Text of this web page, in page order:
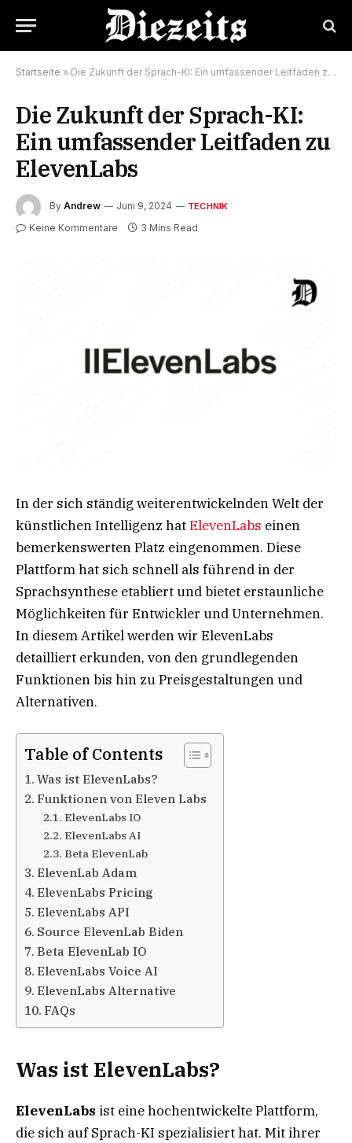
Startseite » Die Zukunft der Sprach-KI: Ein umfassender Leitfaden zu ElevenLabs
Die Zukunft der Sprach-KI:
Ein umfassender Leitfaden zu
ElevenLabs
By Andrew Juni 9, 2024 TECHNIK
Keine Kommentare 3 Mins Read
In der sich ständig weiterentwickelnden Welt der
künstlichen Intelligenz hatElevenLabs einen
bemerkenswerten Platz eingenommen. Diese
Plattform hat sich schnell als führend in der
Sprachsynthese etabliert und bietet erstaunliche
Möglichkeiten für Entwickler und Unternehmen.
In diesem Artikel werden wir ElevenLabs
detailliert erkunden, von den grundlegenden
Funktionen bis hin zu Preisgestaltungen und
Alternativen.
Table of Contents
Was ist ElevenLabs?
Funktionen von Eleven Labs
ElevenLabs IO
ElevenLabs AI
Beta ElevenLab
ElevenLab Adam
ElevenLabs Pricing
ElevenLabs API
Source ElevenLab Biden
Beta ElevenLab IO
ElevenLabs Voice AI
ElevenLabs Alternative
FAQs
Was ist ElevenLabs?
ElevenLabs ist eine hochentwickelte Plattform,
die sich auf Sprach-KI spezialisiert hat. Mit ihrer